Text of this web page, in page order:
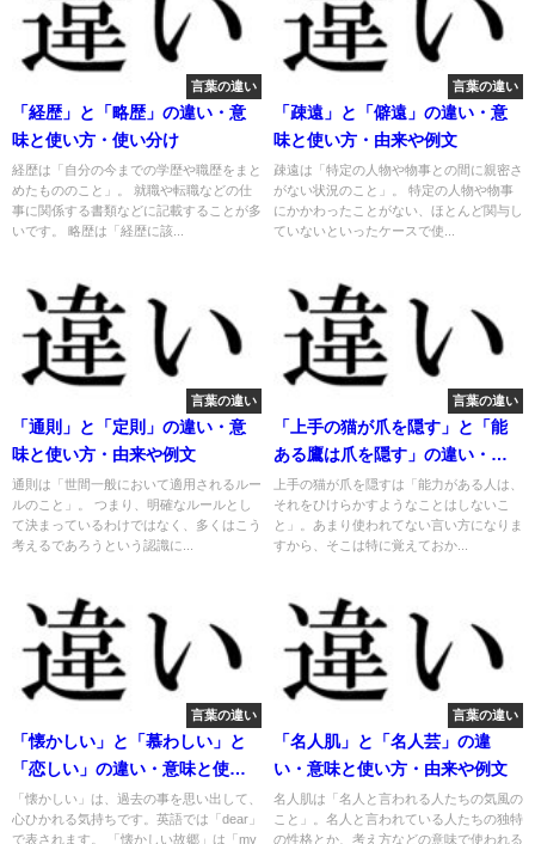
言葉の違い
「経歴」と「略歴」の違い・意
味と使い方・使い分け
経歴は「自分の今までの学歴や職歴をまと
めたもののこと」。 就職や転職などの仕
事に関係する書類などに記載することが多
いです。 略歴は「経歴に該...
言葉の違い
「疎遠」と「僻遠」の違い・意
味と使い方・由来や例文
疎遠は「特定の人物や物事との間に親密さ
がない状況のこと」。 特定の人物や物事
にかかわったことがない、ほとんど関与し
ていないといったケースで使...
言葉の違い
「通則」と「定則」の違い・意
味と使い方・由来や例文
通則は「世間一般において適用されるルー
ルのこと」。 つまり、明確なルールとし
て決まっているわけではなく、多くはこう
考えるであろうという認識に...
言葉の違い
「上手の猫が爪を隠す」と「能
ある鷹は爪を隠す」の違い・意
味と使い方・由来や例文
上手の猫が爪を隠すは「能力がある人は、
それをひけらかすようなことはしないこ
と」。あまり使われてない言い方になりま
すから、そこは特に覚えておか...
言葉の違い
「懐かしい」と「慕わしい」と
「恋しい」の違い・意味と使い
方・由来や例文
「懐かしい」は、過去の事を思い出して、
心ひかれる気持ちです。英語では「dear」
で表されます。 「懐かしい故郷」は「my
言葉の違い
「名人肌」と「名人芸」の違
い・意味と使い方・由来や例文
名人肌は「名人と言われる人たちの気風の
こと」。名人と言われている人たちの独特
の性格とか、考え方などの意味で使われる